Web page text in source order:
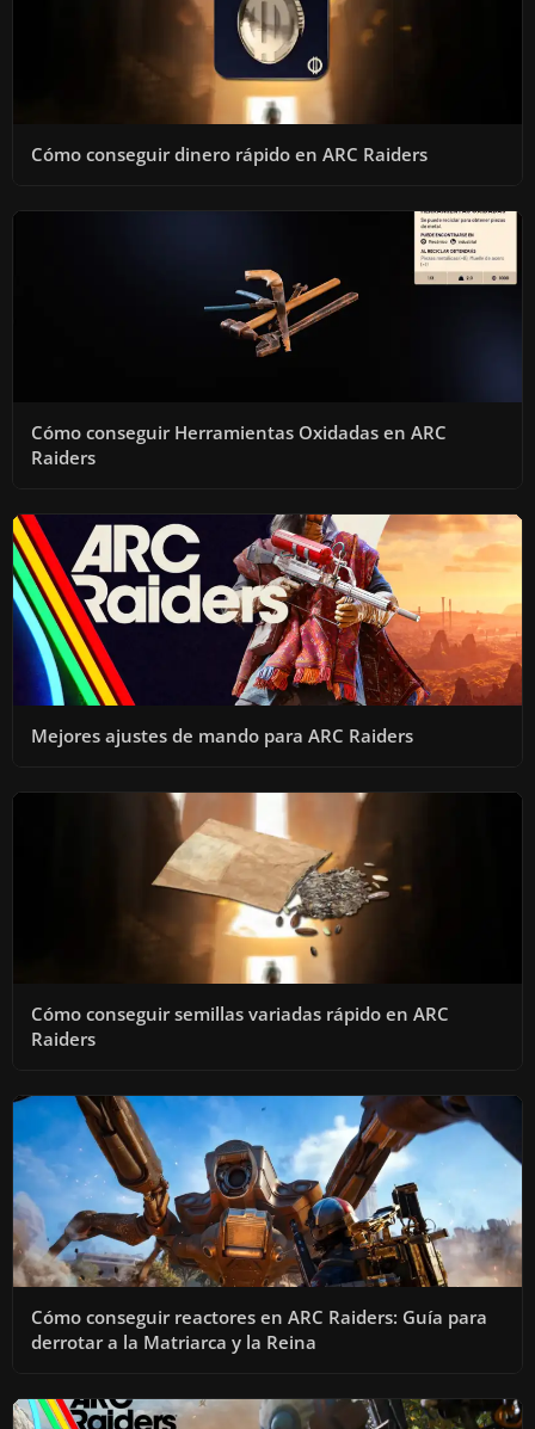
Cómo conseguir dinero rápido en ARC Raiders
Cómo conseguir Herramientas Oxidadas en ARC
Raiders
Mejores ajustes de mando para ARC Raiders
Cómo conseguir semillas variadas rápido en ARC
Raiders
Cómo conseguir reactores en ARC Raiders: Guía para
derrotar a la Matriarca y la Reina